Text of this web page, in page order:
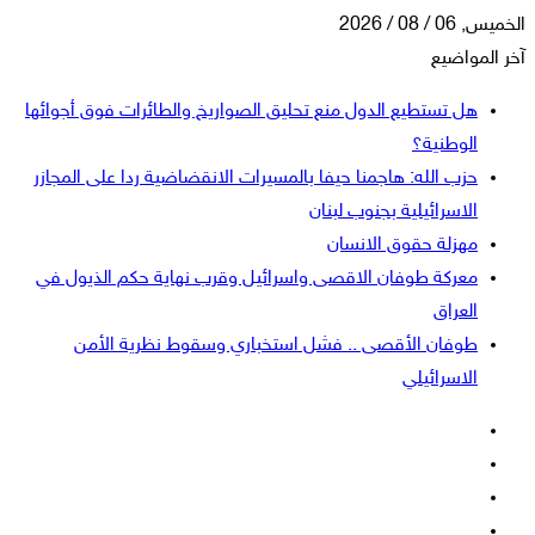
الخميس, 06 / 08 / 2026
آخر المواضيع
هل تستطيع الدول منع تحليق الصواريخ والطائرات فوق أجوائها
الوطنية؟
حزب الله: هاجمنا حيفا بالمسيرات الانقضاضية ردا على المجازر
الاسرائيلية بجنوب لبنان
مهزلة حقوق الانسان
معركة طوفان الاقصى واسرائيل وقرب نهاية حكم الذيول في
العراق
طوفان الأقصى .. فشل استخباري وسقوط نظرية الأمن
الاسرائيلي